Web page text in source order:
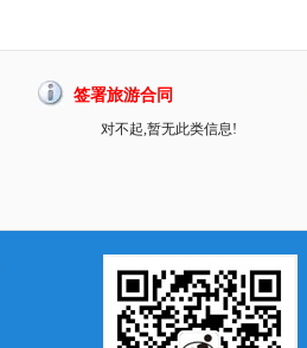
签署旅游合同
对不起,暂无此类信息!